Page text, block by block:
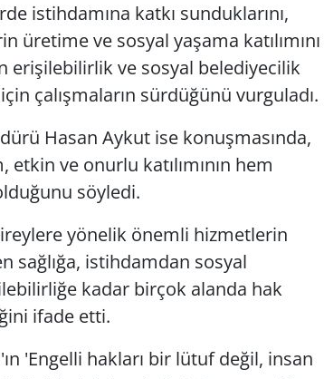
istihdamına katkı sunduklarını,
üretime ve sosyal yaşama katılımını
ve sosyal belediyecilik
çalışmaların sürdüğünü vurguladı.
Hasan Aykut ise konuşmasında,
ve onurlu katılımının hem
söyledi.
yönelik önemli hizmetlerin
sağlığa, istihdamdan sosyal
kadar birçok alanda hak
ifade etti.
'Engelli hakları bir lütuf değil, insan